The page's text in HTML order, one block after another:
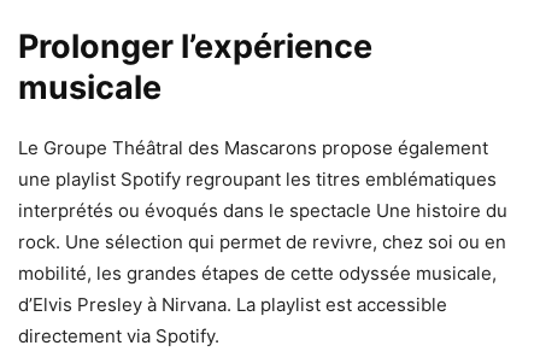
Prolonger l’expérience
musicale
Le Groupe Théâtral des Mascarons propose également
une playlist Spotify regroupant les titres emblématiques
interprétés ou évoqués dans le spectacle Une histoire du
rock. Une sélection qui permet de revivre, chez soi ou en
mobilité, les grandes étapes de cette odyssée musicale,
d’Elvis Presley à Nirvana. La playlist est accessible
directement via Spotify.